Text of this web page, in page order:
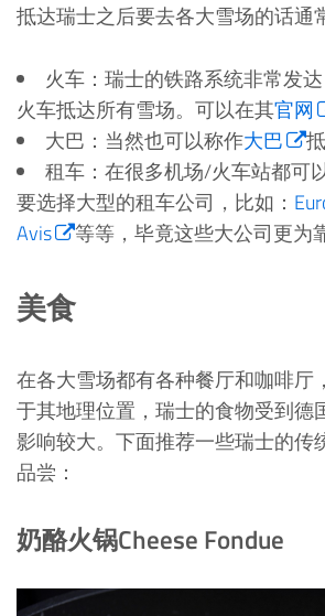
抵达瑞士之后要去各大雪场的话通
火车：瑞士的铁路系统非常发
火车抵达所有雪场。可以在其官网
大巴：当然也可以称作大巴
租车：在很多机场/火车站都可
要选择大型的租车公司，比如：
Avis
等等，毕竟这些大公司更为
美食
在各大雪场都有各种餐厅和咖啡厅
于其地理位置，瑞士的食物受到德
影响较大。下面推荐一些瑞士的传
品尝：
奶酪火锅Cheese Fondue